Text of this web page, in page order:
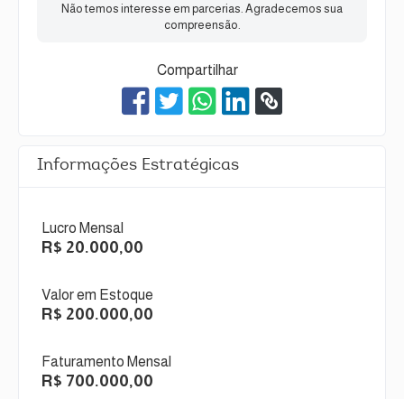
Não temos interesse em parcerias. Agradecemos sua
compreensão.
Compartilhar
Informações Estratégicas
Lucro Mensal
R$ 20.000,00
Valor em Estoque
R$ 200.000,00
Faturamento Mensal
R$ 700.000,00